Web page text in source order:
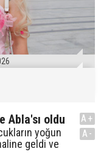
Abla'sı oldu
yoğun
geldi ve
A+
A-